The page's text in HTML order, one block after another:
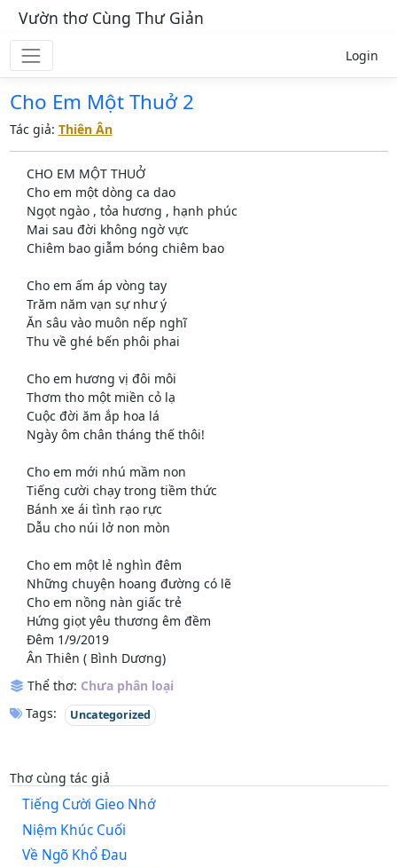
Vườn thơ Cùng Thư Giản
Login
Cho Em Một Thuở 2
Tác giả: Thiên Ân
CHO EM MỘT THUỞ
Cho em một dòng ca dao
Ngọt ngào , tỏa hương , hạnh phúc
Mai sau đời không ngờ vực
Chiêm bao giẫm bóng chiêm bao
Cho em ấm áp vòng tay
Trăm năm vạn sự như ý
Ăn sâu vào muôn nếp nghĩ
Thu về ghé bến phôi phai
Cho em hương vị đôi môi
Thơm tho một miền cỏ lạ
Cuộc đời ăm ắp hoa lá
Ngày ôm chân tháng thế thôi!
Cho em mới nhú mầm non
Tiếng cười chạy trong tiềm thức
Bánh xe ái tình rạo rực
Dẫu cho núi lở non mòn
Cho em một lẻ nghìn đêm
Những chuyện hoang đường có lẽ
Cho em nồng nàn giấc trẻ
Hứng giọt yêu thương êm đềm
Đêm 1/9/2019
Ân Thiên ( Bình Dương)
Thể thơ: Chưa phân loại
Tags:
Uncategorized
Thơ cùng tác giả
Tiếng Cười Gieo Nhớ
Niệm Khúc Cuối
Về Ngõ Khổ Đau